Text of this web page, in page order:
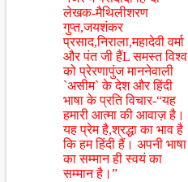
लेखक-मैथिलीशरण
गुप्त,जयशंकर
प्रसाद,निराला,महादेवी वर्मा
और पंत जी हैंL समस्त विश्व
को प्रेरणापुंज माननेवाली
`असीम` के देश और हिंदी
भाषा के प्रति विचार-“यह
हमारी आत्मा की आवाज़ है।
यह प्रेम है,श्रद्धा का भाव है
कि हम हिंदी हैं। अपनी भाषा
का सम्मान ही स्वयं का
सम्मान है।”